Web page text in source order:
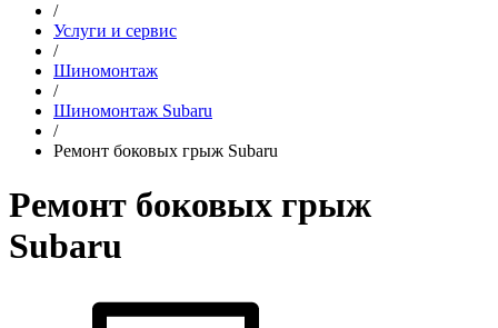
/
Услуги и сервис
/
Шиномонтаж
/
Шиномонтаж Subaru
/
Ремонт боковых грыж Subaru
Ремонт боковых грыж
Subaru